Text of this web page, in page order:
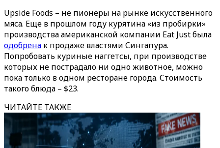
Upside Foods – не пионеры на рынке искусственного
мяса. Еще в прошлом году курятина «из пробирки»
производства американской компании Eat Just была
одобрена к продаже властями Сингапура.
Попробовать куриные наггетсы, при производстве
которых не пострадало ни одно животное, можно
пока только в одном ресторане города. Стоимость
такого блюда – $23.
ЧИТАЙТЕ ТАКЖЕ